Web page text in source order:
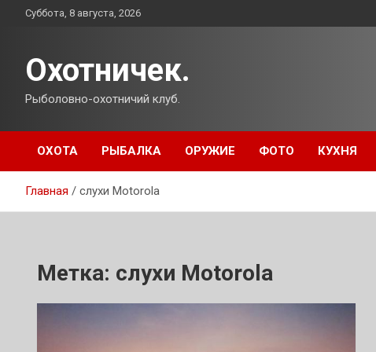
ПерейтиСуббота, 8 августа, 2026
Охотничек.
Рыболовно-охотничий клуб.
ОХОТА РЫБАЛКА ОРУЖИЕ ФОТО КУХНЯ
Главная слухи Motorola
Метка: слухи Motorola